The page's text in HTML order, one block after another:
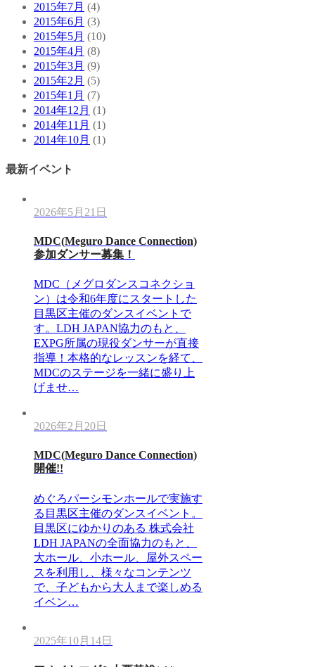
2015年7月 (4)
2015年6月 (3)
2015年5月 (10)
2015年4月 (8)
2015年3月 (9)
2015年2月 (5)
2015年1月 (7)
2014年12月 (1)
2014年11月 (1)
2014年10月 (1)
最新イベント
2026年5月21日
MDC(Meguro Dance Connection)
参加ダンサー募集！
MDC（メグロダンスコネクショ
ン）は令和6年度にスタートした
目黒区主催のダンスイベントで
す。LDH JAPAN協力のもと、
EXPG所属の現役ダンサーが直接
指導！本格的なレッスンを経て、
MDCのステージを一緒に盛り上
げませ…
2026年2月20日
MDC(Meguro Dance Connection)
開催!!
めぐろパーシモンホールで実施す
る目黒区主催のダンスイベント。
目黒区にゆかりのある 株式会社
LDH JAPANの全面協力のもと、
大ホール、小ホール、屋外スペー
スを利用し、様々なコンテンツ
で、子どもから大人まで楽しめる
イベン…
2025年10月14日